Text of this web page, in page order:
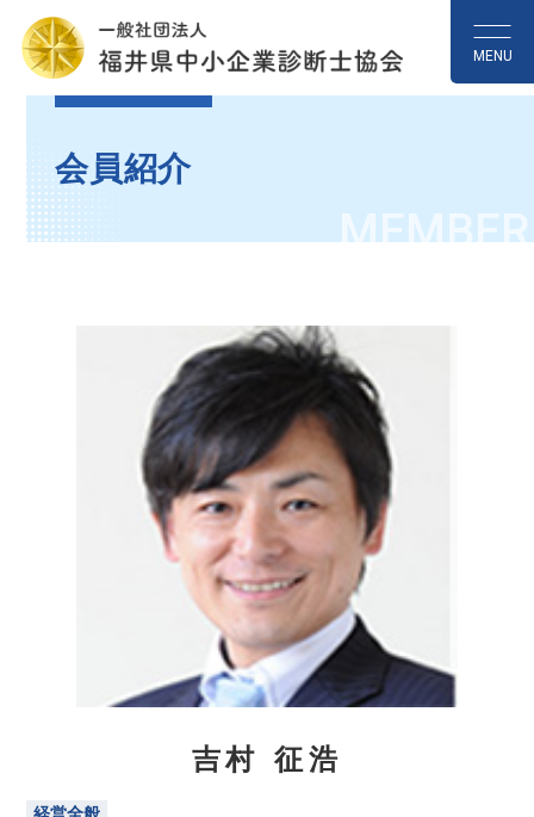
MENU
会員紹介
MEMBER
吉村 征浩